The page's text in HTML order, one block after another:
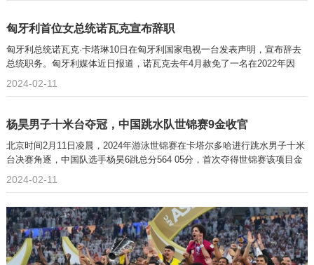
匈牙利首位女总统诺瓦克宣布辞职
匈牙利总统诺瓦克·卡塔琳10日在匈牙利国家电视一台发表声明，宣布辞去
总统职务。匈牙利媒体近日报道，诺瓦克去年4月赦免了一名在2022年因
2024-02-11
杨昊男子十米台夺冠，中国跳水队世锦赛9金收官
北京时间2月11日凌晨，2024年游泳世锦赛在卡塔尔多哈进行跳水男子十米
台决赛角逐，中国队选手杨昊6跳总分564 05分，首次夺得世锦赛该项目金
2024-02-11